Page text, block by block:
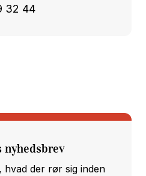
32 44
hvad der rør sig inden